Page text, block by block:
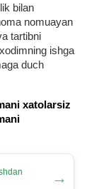
bilan
nomuayan
tartibni
ishga
duch
хatolarsiz
→